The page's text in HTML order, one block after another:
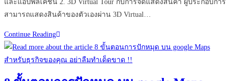
และแอปพลิเคชัน 2. 3D Virtual Tour กับการจัดแสดงสินค้า ผู้ประกอบการ
สามารถแสดงสินค้าของตัวเองผ่าน 3D Virtual…
Continue Readingมี
ธุรกิจ
ไหน